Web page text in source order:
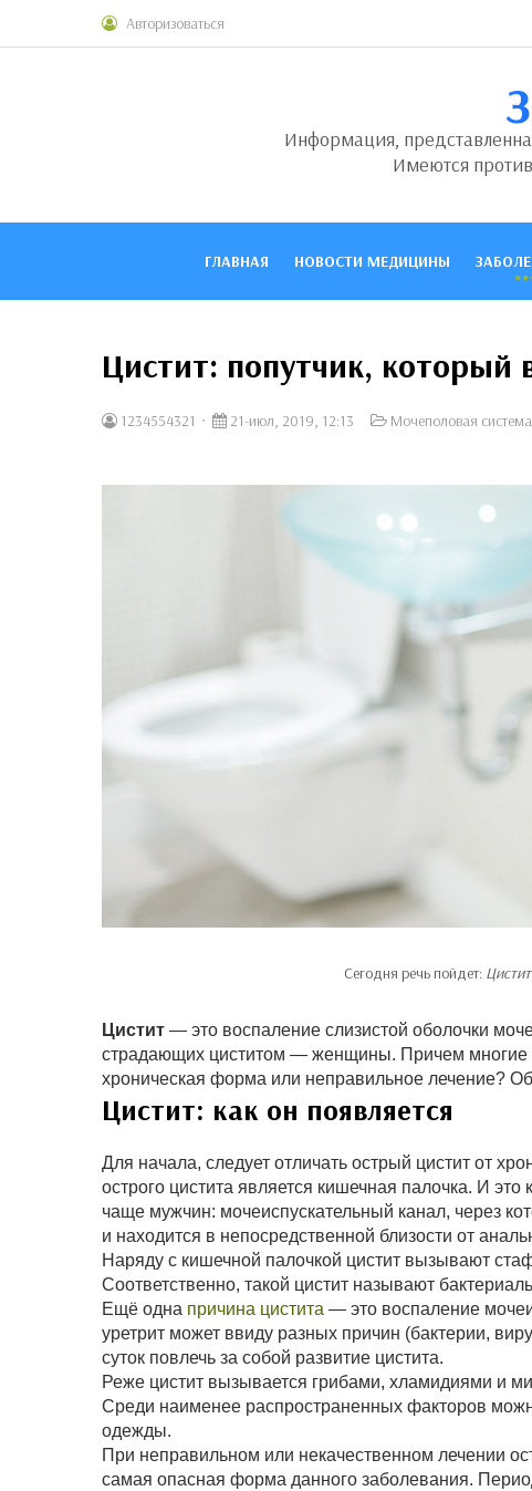
Авторизоваться
Информация,
Имеются
ГЛАВНАЯ НОВОСТИ МЕДИЦИНЫ
Цистит: попутчик, который
1234554321 21-июл, 2019, 12:13 Мочеполовая система
Сегодня речь пойдет:
Цистит — это воспаление слизистой оболочки
страдающих циститом — женщины. Причем многие
хроническая форма или неправильное лечение?
Цистит: как он появляется
Для начала, следует отличать острый цистит от
острого цистита является кишечная палочка. И
чаще мужчин: мочеиспускательный канал, через
и находится в непосредственной близости от
Наряду с кишечной палочкой цистит вызывают
Соответственно, такой цистит называют
Ещё одна причина цистита — это воспаление
уретрит может ввиду разных причин (бактерии,
суток повлечь за собой развитие цистита.
Реже цистит вызывается грибами, хламидиями и
Среди наименее распространенных факторов
одежды.
При неправильном или некачественном лечении
самая опасная форма данного заболевания.